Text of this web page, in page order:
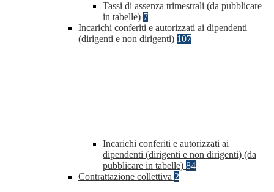
Tassi di assenza trimestrali (da pubblicare
in tabelle) 7
Incarichi conferiti e autorizzati ai dipendenti
(dirigenti e non dirigenti) 107
Incarichi conferiti e autorizzati ai
dipendenti (dirigenti e non dirigenti) (da
pubblicare in tabelle) 84
Contrattazione collettiva 2